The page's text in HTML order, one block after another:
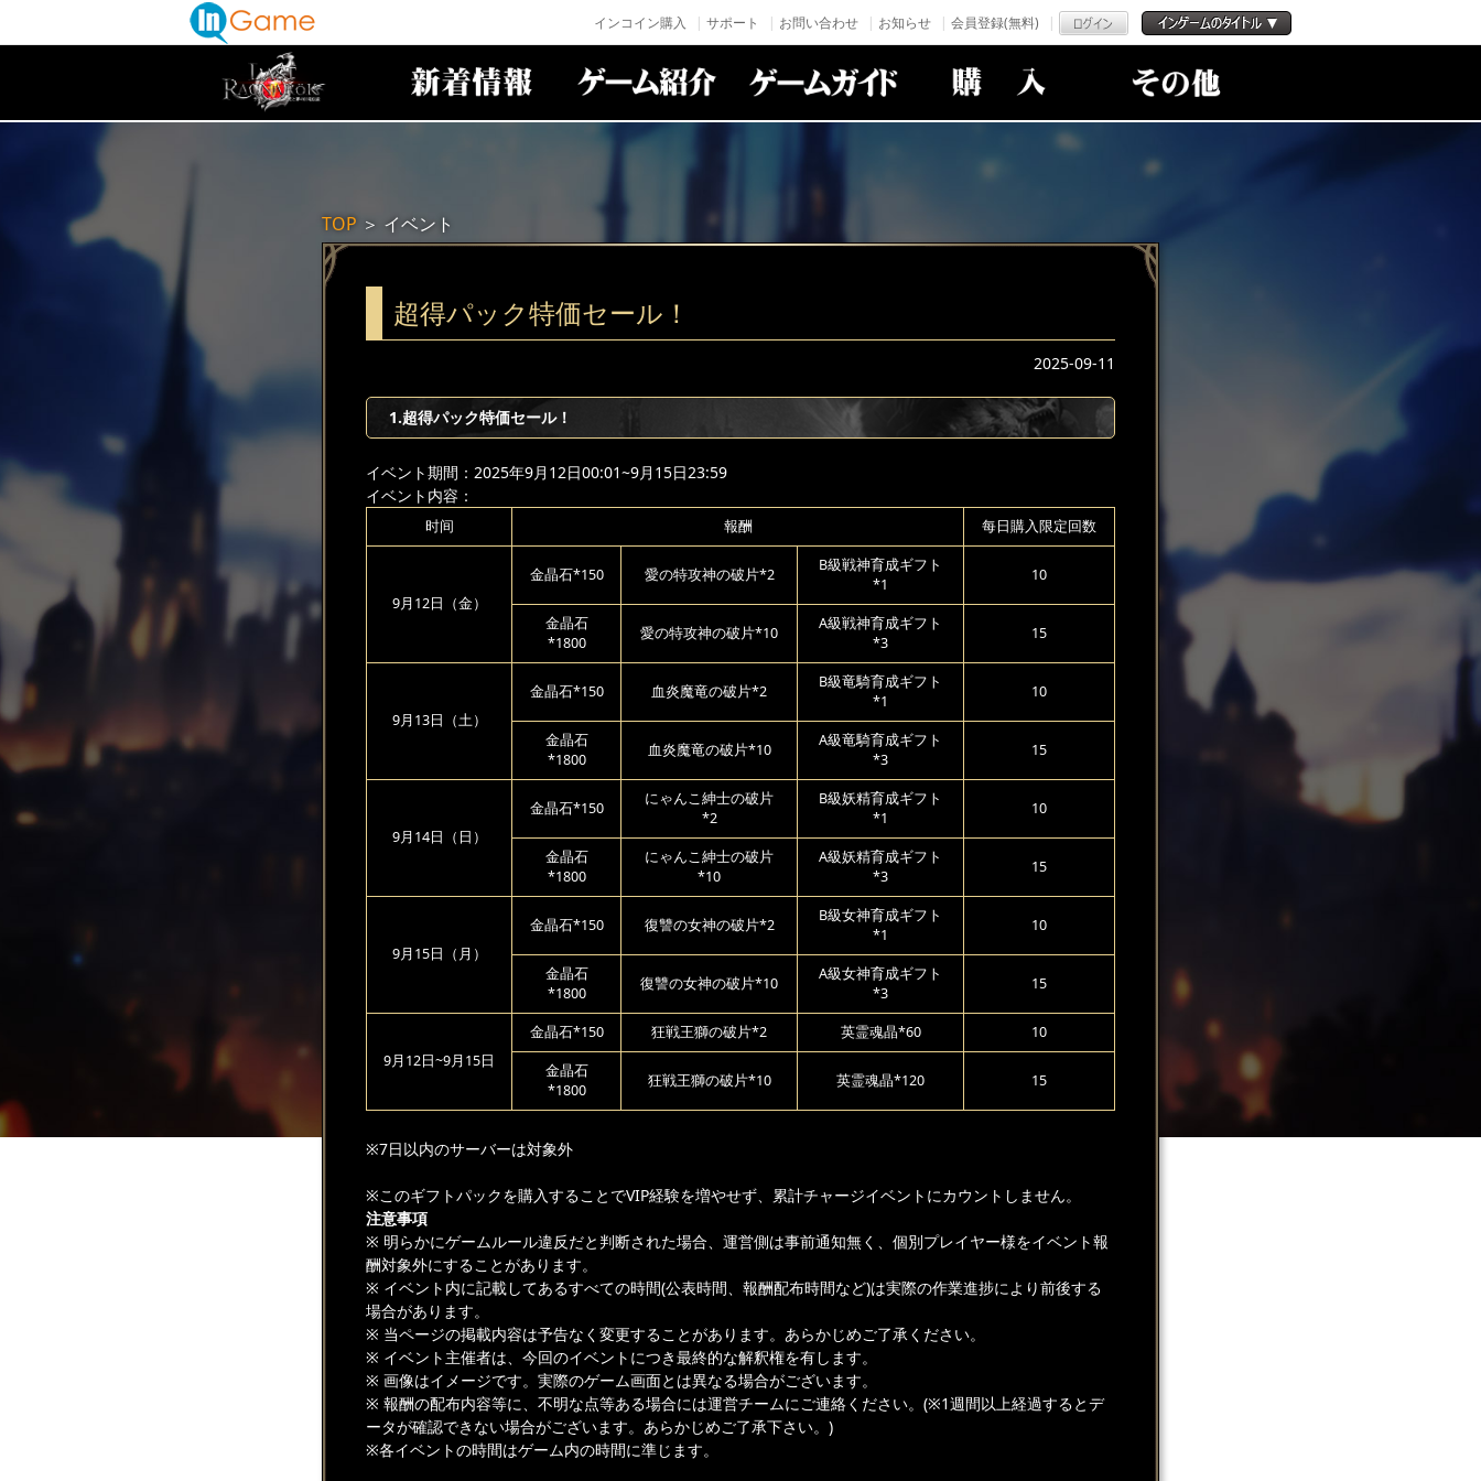
インコイン購入 サポート お問い合わせ お知らせ 会員登録(無料)
TOP ＞ イベント
超得パック特価セール！
2025-09-11
1.超得パック特価セール！
イベント期間：2025年9月12日00:01~9月15日23:59
イベント内容：
时间 報酬 每日購入限定回数
9月12日（金）
金晶石*150 愛の特攻神の破片*2
B級戦神育成ギフト
*1
10
金晶石
*1800
愛の特攻神の破片*10
A級戦神育成ギフト
*3
15
9月13日（土）
金晶石*150 血炎魔竜の破片*2
B級竜騎育成ギフト
*1
10
金晶石
*1800
血炎魔竜の破片*10
A級竜騎育成ギフト
*3
15
9月14日（日）
金晶石*150
にゃんこ紳士の破片
*2
B級妖精育成ギフト
*1
10
金晶石
*1800
にゃんこ紳士の破片
*10
A級妖精育成ギフト
*3
15
9月15日（月）
金晶石*150 復讐の女神の破片*2
B級女神育成ギフト
*1
10
金晶石
*1800
復讐の女神の破片*10
A級女神育成ギフト
*3
15
9月12日~9月15日
金晶石*150 狂戦王獅の破片*2 英霊魂晶*60 10
金晶石
*1800
狂戦王獅の破片*10 英霊魂晶*120 15
※7日以内のサーバーは対象外
※このギフトパックを購入することでVIP経験を増やせず、累計チャージイベントにカウントしません。
注意事項
※ 明らかにゲームルール違反だと判断された場合、運営側は事前通知無く、個別プレイヤー様をイベント報
酬対象外にすることがあります。
※ イベント内に記載してあるすべての時間(公表時間、報酬配布時間など)は実際の作業進捗により前後する
場合があります。
※ 当ページの掲載内容は予告なく変更することがあります。あらかじめご了承ください。
※ イベント主催者は、今回のイベントにつき最終的な解釈権を有します。
※ 画像はイメージです。実際のゲーム画面とは異なる場合がございます。
※ 報酬の配布内容等に、不明な点等ある場合には運営チームにご連絡ください。(※1週間以上経過するとデ
ータが確認できない場合がございます。あらかじめご了承下さい。)
※各イベントの時間はゲーム内の時間に準じます。